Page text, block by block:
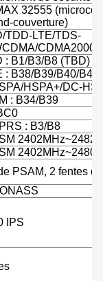
32555
couverture)
TDD-LTE/TDS-
CDMA2000/
: B1/B3/B8 (TBD)
: B38/B39/B40/B41
HSPA+/DC-
: B34/B39
: B3/B8
PSAM, 2 fentes
IPS